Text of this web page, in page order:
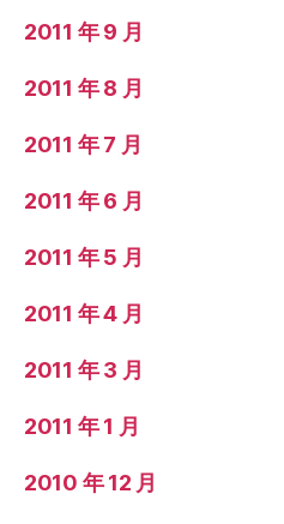
2011 年 9 月
2011 年 8 月
2011 年 7 月
2011 年 6 月
2011 年 5 月
2011 年 4 月
2011 年 3 月
2011 年 1 月
2010 年 12 月